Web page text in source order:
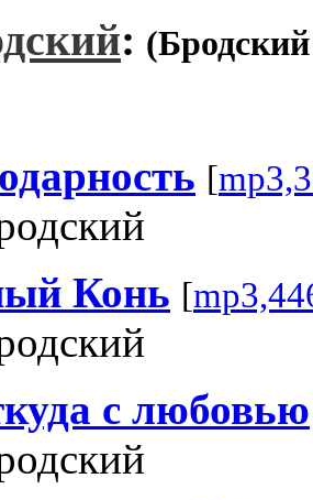
:
[
Конь [
с любовью